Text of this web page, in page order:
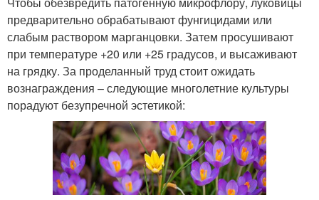
предварительно обрабатывают фунгицидами или
слабым раствором марганцовки. Затем просушивают
при температуре +20 или +25 градусов, и высаживают
на грядку. За проделанный труд стоит ожидать
вознаграждения – следующие многолетние культуры
порадуют безупречной эстетикой: